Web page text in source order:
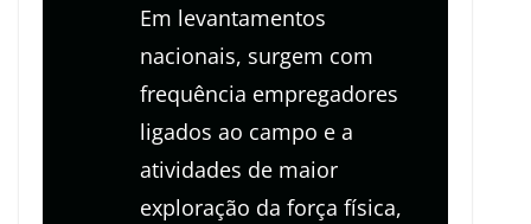
Em levantamentos
nacionais, surgem com
frequência empregadores
ligados ao campo e a
atividades de maior
exploração da força física,